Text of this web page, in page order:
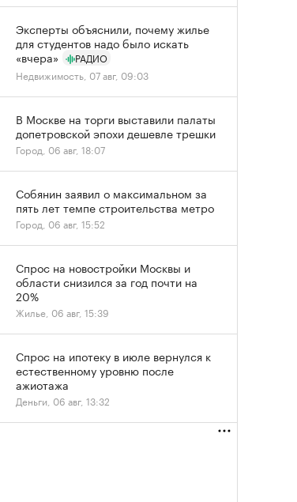
Эксперты объяснили, почему жилье
для студентов надо было искать
«вчера»
РАДИО
Недвижимость, 07 авг, 09:03
В Москве на торги выставили палаты
допетровской эпохи дешевле трешки
Город, 06 авг, 18:07
Собянин заявил о максимальном за
пять лет темпе строительства метро
Город, 06 авг, 15:52
Спрос на новостройки Москвы и
области снизился за год почти на
20%
Жилье, 06 авг, 15:39
Спрос на ипотеку в июле вернулся к
естественному уровню после
ажиотажа
Деньги, 06 авг, 13:32